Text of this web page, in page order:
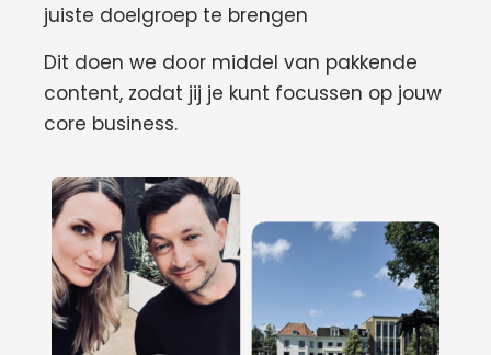
juiste doelgroep te brengen
Dit doen we door middel van pakkende
content, zodat jij je kunt focussen op jouw
core business.